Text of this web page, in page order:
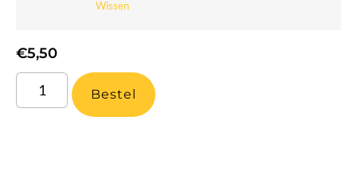
Wissen
€5,50
Bestel